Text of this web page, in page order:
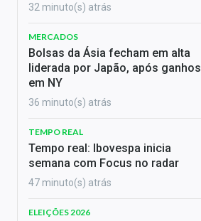
32 minuto(s) atrás
MERCADOS
Bolsas da Ásia fecham em alta
liderada por Japão, após ganhos
em NY
36 minuto(s) atrás
TEMPO REAL
Tempo real: Ibovespa inicia
semana com Focus no radar
47 minuto(s) atrás
ELEIÇÕES 2026